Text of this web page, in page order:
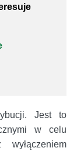
Jest to
w celu